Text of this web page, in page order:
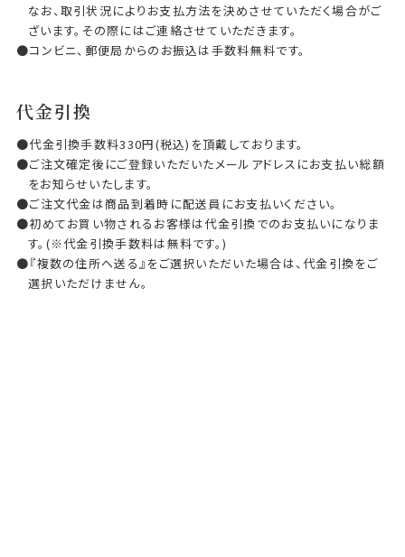
なお、取引状況によりお支払方法を決めさせていただく場合がご
ざいます。その際にはご連絡させていただきます。
コンビニ、郵便局からのお振込は手数料無料です。
代金引換
代金引換手数料330円(税込)を頂戴しております。
ご注文確定後にご登録いただいたメールアドレスにお支払い総額
をお知らせいたします。
ご注文代金は商品到着時に配送員にお支払いください。
初めてお買い物されるお客様は代金引換でのお支払いになりま
す。(※代金引換手数料は無料です。)
『複数の住所へ送る』をご選択いただいた場合は、代金引換をご
選択いただけません。